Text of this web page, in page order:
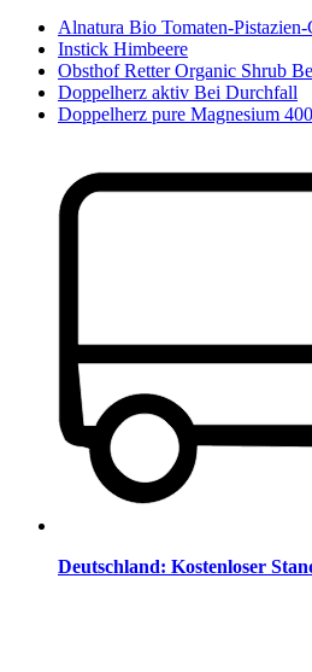
Alnatura Bio Tomaten-Pistazien-
Instick Himbeere
Obsthof Retter Organic Shrub
Doppelherz aktiv Bei Durchfall
Doppelherz pure Magnesium
Deutschland: Kostenloser